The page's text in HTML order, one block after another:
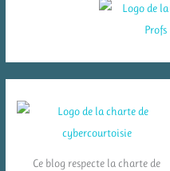
Ce blog respecte la charte de